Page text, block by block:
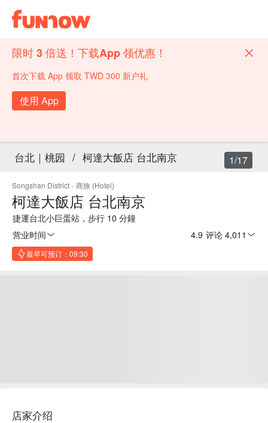
限时 3 倍送！下载App 领优惠！
首次下载 App 领取 TWD 300 新户礼
使用 App
台北｜桃园 / 柯達大飯店 台北南京
Songshan District · 商旅 (Hotel)
柯達大飯店 台北南京
捷運台北小巨蛋站，步行 10 分鐘
营业时间
4.9 评论 4,011
最早可预订：09:30
1/17
店家介绍